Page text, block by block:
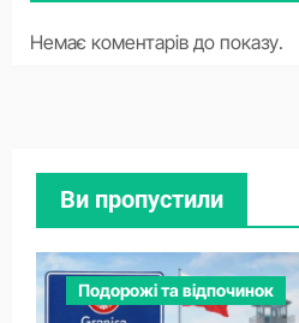
Немає коментарів до показу.
Ви пропустили
Подорожі та відпочинок